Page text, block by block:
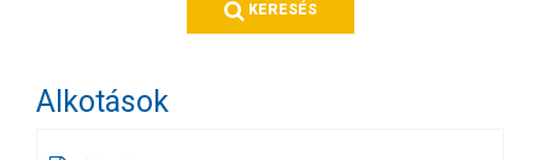
KERESÉS
Alkotások